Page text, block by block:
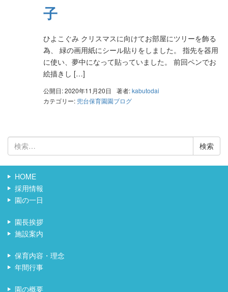
子
ひよこぐみ クリスマスに向けてお部屋にツリーを飾る
為、 緑の画用紙にシール貼りをしました。 指先を器用
に使い、夢中になって貼っていました。 前回ペンでお
絵描きし […]
公開日: 2020年11月20日 著者:kabutodai
カテゴリー: 兜台保育園園ブログ
検
索:
HOME
採用情報
園の一日
園長挨拶
施設案内
保育内容・理念
年間行事
園の概要